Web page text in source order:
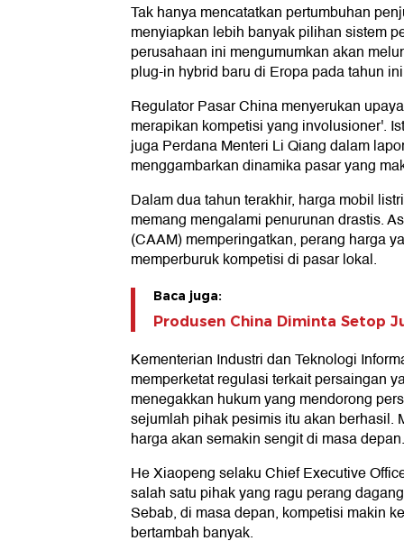
Tak hanya mencatatkan pertumbuhan
menyiapkan lebih banyak pilihan sistem
perusahaan ini mengumumkan akan
plug-in hybrid baru di Eropa pada tahun
Regulator Pasar China menyerukan
merapikan kompetisi yang involusioner'.
juga Perdana Menteri Li Qiang dalam
menggambarkan dinamika pasar yang
Dalam dua tahun terakhir, harga mobil
memang mengalami penurunan drastis.
(CAAM) memperingatkan, perang harga
memperburuk kompetisi di pasar lokal.
Baca juga:
Produsen China Diminta Setop
Kementerian Industri dan Teknologi
memperketat regulasi terkait persaingan
menegakkan hukum yang mendorong
sejumlah pihak pesimis itu akan berhasil.
harga akan semakin sengit di masa depan.
He Xiaopeng selaku Chief Executive
salah satu pihak yang ragu perang
Sebab, di masa depan, kompetisi makin
bertambah banyak.